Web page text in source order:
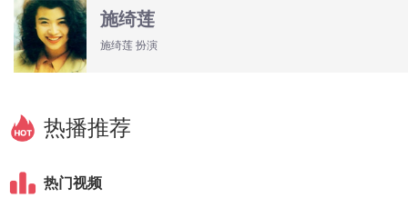
施绮莲
施绮莲 扮演
热播推荐
热门视频